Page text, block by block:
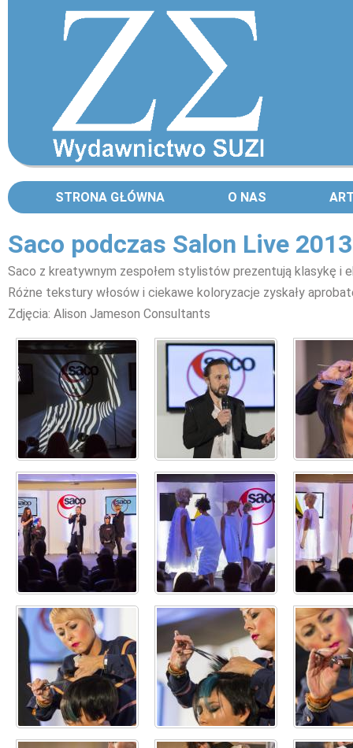
STRONA GŁÓWNA O NAS
Saco podczas Salon Live 2013
Saco z kreatywnym zespołem stylistów prezentują klasykę i
Różne tekstury włosów i ciekawe koloryzacje zyskały
Zdjęcia: Alison Jameson Consultants